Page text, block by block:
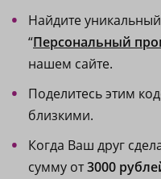
Найдите
“Персональный
нашем сайте.
Поделитесь этим
близкими.
Когда Ваш друг
сумму от3000